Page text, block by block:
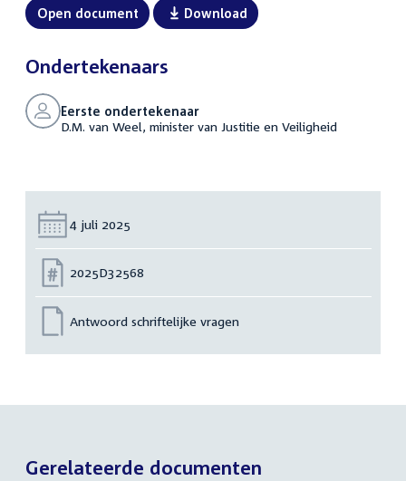
Open document Download
Ondertekenaars
Eerste ondertekenaar
D.M. van Weel, minister van Justitie en Veiligheid
Datum:
4 juli 2025
Nummer:
2025D32568
Antwoord schriftelijke vragen
Gerelateerde documenten